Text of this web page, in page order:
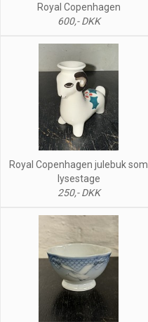
Royal Copenhagen
600,- DKK
Royal Copenhagen julebuk som
lysestage
250,- DKK